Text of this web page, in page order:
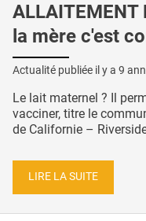
ALLAITEMENT
la mère c'est
Actualité publiée il y a 9
Le lait maternel ? Il
vacciner, titre le
de Californie –
LIRE LA SUITE